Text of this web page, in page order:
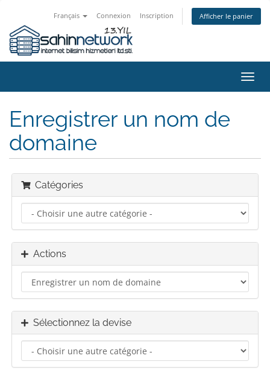
Français Connexion Inscription Afficher le panier
la
Enregistrer un nom de
domaine
Catégories
Actions
Sélectionnez la devise